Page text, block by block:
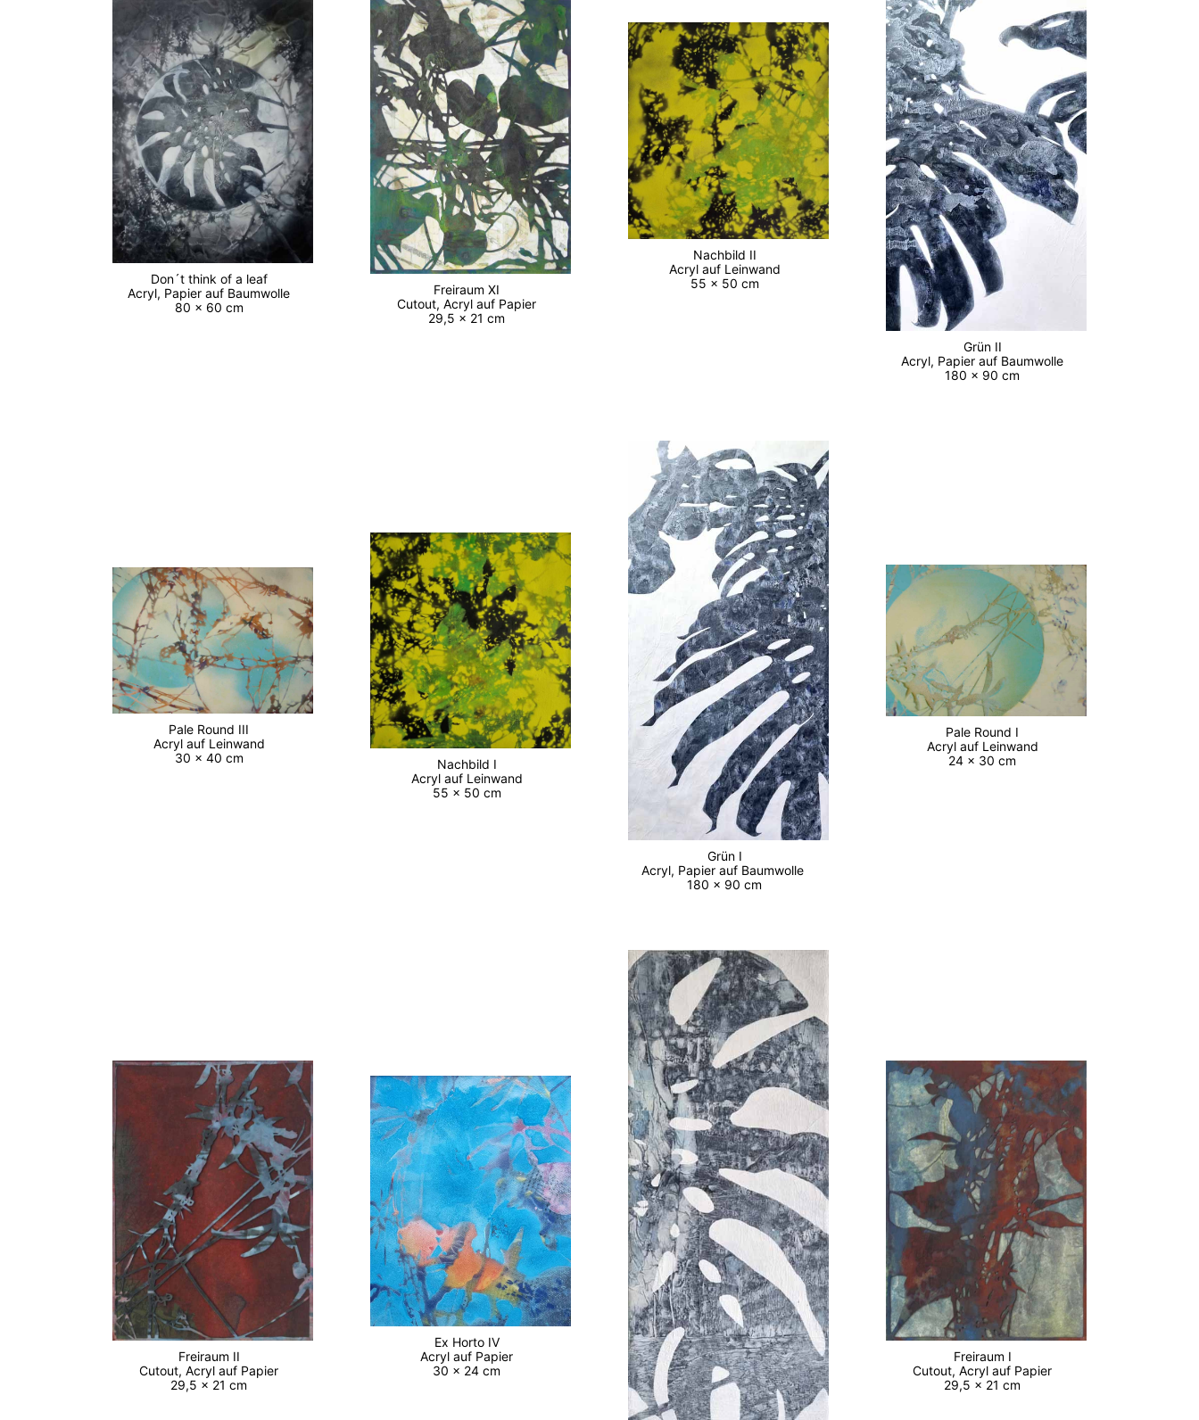
Don´t think of a leaf
Acryl, Papier auf Baumwolle
80 x 60 cm
Freiraum XI
Cutout, Acryl auf Papier
29,5 x 21 cm
Nachbild II
Acryl auf Leinwand
55 x 50 cm
Grün II
Acryl, Papier auf Baumwolle
180 x 90 cm
Pale Round III
Acryl auf Leinwand
30 x 40 cm
Nachbild I
Acryl auf Leinwand
55 x 50 cm
Grün I
Acryl, Papier auf Baumwolle
180 x 90 cm
Pale Round I
Acryl auf Leinwand
24 x 30 cm
Freiraum II
Cutout, Acryl auf Papier
29,5 x 21 cm
Ex Horto IV
Acryl auf Papier
30 x 24 cm
Freiraum I
Cutout, Acryl auf Papier
29,5 x 21 cm